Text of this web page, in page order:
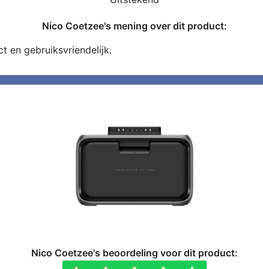
Nico Coetzee's mening over dit product:
en gebruiksvriendelijk.
Nico Coetzee's beoordeling voor dit product: